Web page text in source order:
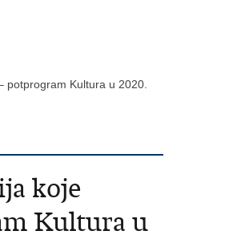
potprogram Kultura u 2020.
koje
Kultura u